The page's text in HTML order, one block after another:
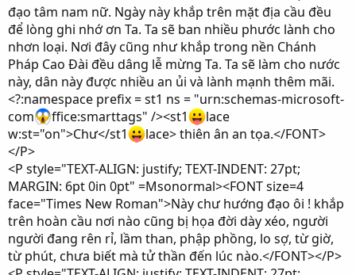
đạo tâm nam nữ. Ngày này khắp trên mặt địa cầu đều
để lòng ghi nhớ ơn Ta. Ta sẽ ban nhiều phước lành cho
nhơn loại. Nơi đây cũng như khắp trong nền Chánh
Pháp Cao Đài đều dâng lễ mừng Ta. Ta sẽ làm cho nước
này, dân này được nhiều an ủi và lành mạnh thêm mãi.
<?:namespace prefix = st1 ns = "urn:schemas-microsoft-
com
ffice:smarttags" /><st1
lace
w:st="on">Chư</st1
lace> thiên ân an tọa.</FONT>
</P>
<P style="TEXT-ALIGN: justify; TEXT-INDENT: 27pt;
MARGIN: 6pt 0in 0pt" =Msonormal><FONT size=4
face="Times New Roman">Này chư hướng đạo ôi ! khắp
trên hoàn cầu nơi nào cũng bị họa đời dày xéo, người
người đang rên rỉ, lầm than, phập phồng, lo sợ, từ giờ,
từ phút, chưa biết mà tử thần đến lúc nào.</FONT></P>